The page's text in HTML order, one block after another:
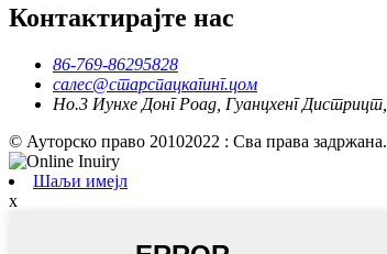
Контактирајте нас
86-769-86295828
салес@старспацкагинг.цом
Но.3 Иунхе Донг Роад, Гуанцхенг Дистрицт,
© Ауторско право 20102022 : Сва права задржана.
Шаљи имејл
x